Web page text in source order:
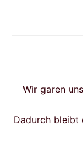
Wir garen
Dadurch bleibt